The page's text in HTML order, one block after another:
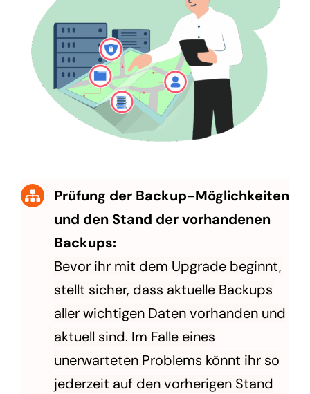
Prüfung der Backup-Möglichkeiten
und den Stand der vorhandenen
Backups:
Bevor ihr mit dem Upgrade beginnt,
stellt sicher, dass aktuelle Backups
aller wichtigen Daten vorhanden und
aktuell sind. Im Falle eines
unerwarteten Problems könnt ihr so
jederzeit auf den vorherigen Stand